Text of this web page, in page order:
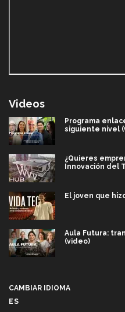
Videos
Programa
siguiente nivel
¿Quieres
Innovación del
El joven que
Aula Futura:
(video)
CAMBIAR IDIOMA
ES